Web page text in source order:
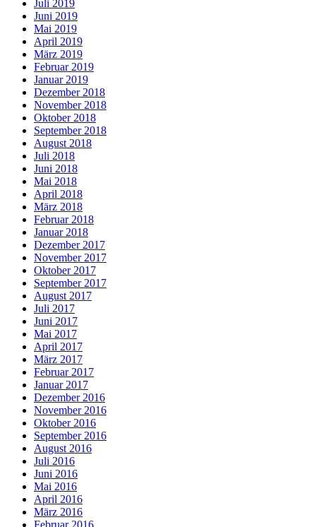
Juli 2019
Juni 2019
Mai 2019
April 2019
März 2019
Februar 2019
Januar 2019
Dezember 2018
November 2018
Oktober 2018
September 2018
August 2018
Juli 2018
Juni 2018
Mai 2018
April 2018
März 2018
Februar 2018
Januar 2018
Dezember 2017
November 2017
Oktober 2017
September 2017
August 2017
Juli 2017
Juni 2017
Mai 2017
April 2017
März 2017
Februar 2017
Januar 2017
Dezember 2016
November 2016
Oktober 2016
September 2016
August 2016
Juli 2016
Juni 2016
Mai 2016
April 2016
März 2016
Februar 2016